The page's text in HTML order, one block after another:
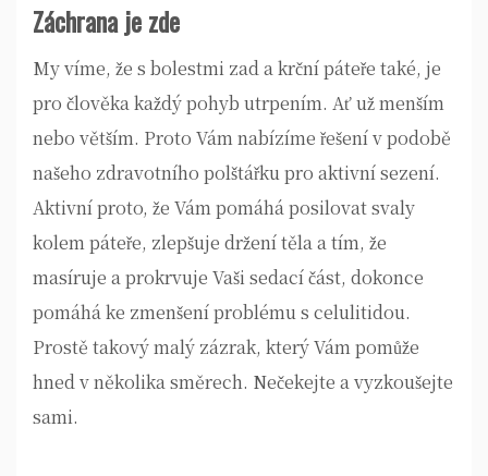
Záchrana je zde
My víme, že s bolestmi zad a krční páteře také, je
pro člověka každý pohyb utrpením. Ať už menším
nebo větším. Proto Vám nabízíme řešení v podobě
našeho zdravotního polštářku pro aktivní sezení.
Aktivní proto, že Vám pomáhá posilovat svaly
kolem páteře, zlepšuje držení těla a tím, že
masíruje a prokrvuje Vaši sedací část, dokonce
pomáhá ke zmenšení problému s celulitidou.
Prostě takový malý zázrak, který Vám pomůže
hned v několika směrech. Nečekejte a vyzkoušejte
sami.